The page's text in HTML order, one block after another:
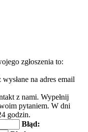
zgłoszenia to:
na adres email
z nami. Wypełnij
pytaniem. W dni
godzin.
Błąd: